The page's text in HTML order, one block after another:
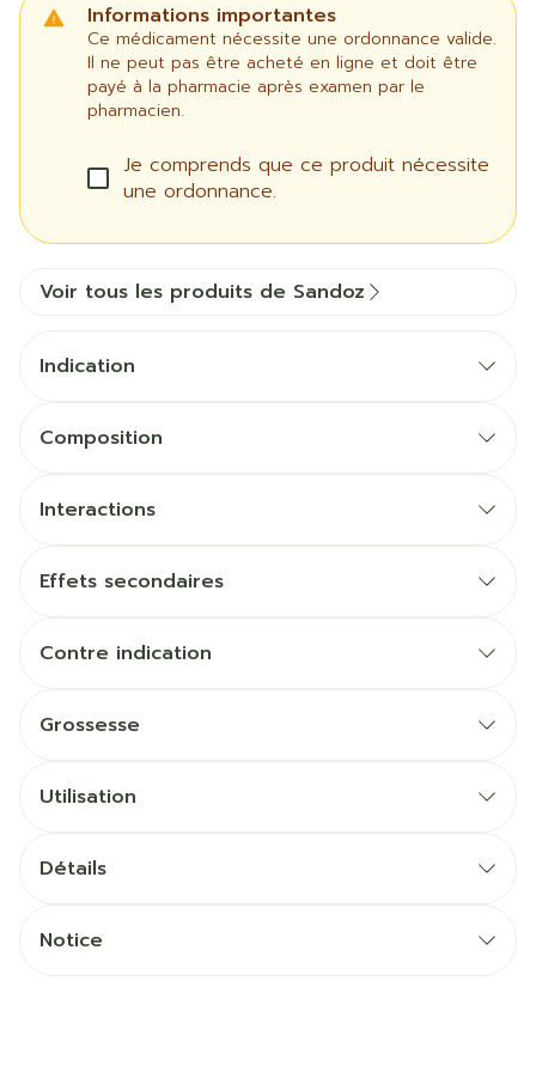
Informations importantes
Ce médicament nécessite une ordonnance valide.
Il ne peut pas être acheté en ligne et doit être
payé à la pharmacie après examen par le
pharmacien.
Je comprends que ce produit nécessite
une ordonnance.
Voir tous les produits de Sandoz
Indication
Composition
Interactions
Effets secondaires
Contre indication
Grossesse
Utilisation
Détails
Notice